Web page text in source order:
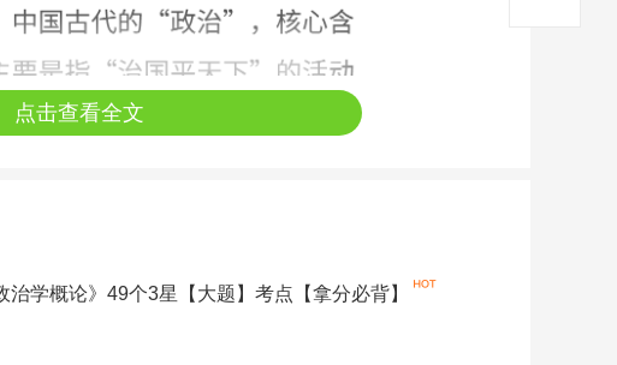
点击查看全文
治学概论》49个3星【大题】考点【拿分必背】